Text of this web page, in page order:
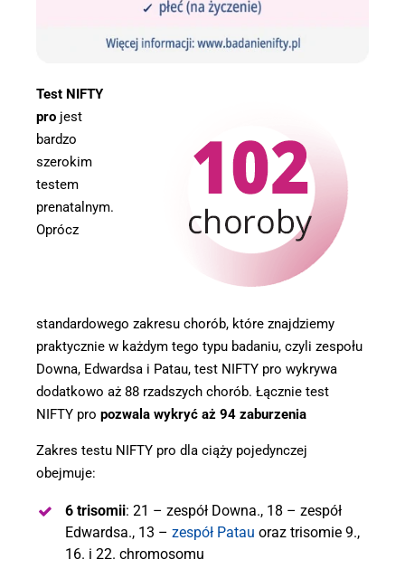
Test NIFTY
pro jest
bardzo
szerokim
testem
prenatalnym.
Oprócz
standardowego zakresu chorób, które znajdziemy
praktycznie w każdym tego typu badaniu, czyli zespołu
Downa, Edwardsa i Patau, test NIFTY pro wykrywa
dodatkowo aż 88 rzadszych chorób. Łącznie test
NIFTY pro pozwala wykryć aż 94 zaburzenia
Zakres testu NIFTY pro dla ciąży pojedynczej
obejmuje:
6 trisomii: 21 – zespół Downa., 18 – zespół
Edwardsa., 13 – zespół Patau oraz trisomie 9.,
16. i 22. chromosomu